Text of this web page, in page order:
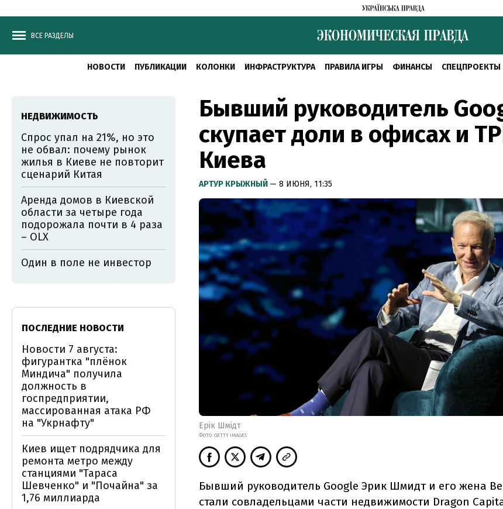
ВСЕ РАЗДЕЛЫ
НОВОСТИ ПУБЛИКАЦИИ КОЛОНКИ ИНФРАСТРУКТУРА ПРАВИЛА ИГРЫ ФИНАНСЫ СПЕЦПРОЕКТЫ
Бывший руководитель
скупает доли в офисах и
Киева
АРТУР КРЫЖНЫЙ — 8 ИЮНЯ, 11:35
Ерік Шмідт
ФОТО: GETTY IMAGES
Бывший руководитель Google Эрик Шмидт и его жена
стали совладельцами части недвижимости Dragon
НЕДВИЖИМОСТЬ
Спрос упал на 21%, но это
не обвал: почему рынок
жилья в Киеве не повторит
сценарий Китая
Аренда домов в Киевской
области за четыре года
подорожала почти в 4 раза
– OLX
Один в поле не инвестор
ПОСЛЕДНИЕ НОВОСТИ
Новости 7 августа:
фигурантка "плёнок
Миндича" получила
должность в
госпредприятии,
массированная атака РФ
на "Укрнафту"
Киев ищет подрядчика для
ремонта метро между
станциями "Тараса
Шевченко" и "Почайна" за
1,76 миллиарда